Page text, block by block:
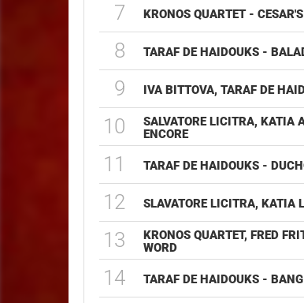
7 KRONOS QUARTET -
8 TARAF DE HAIDOUKS -
9 IVA BITTOVA, TARAF DE
10
SALVATORE LICITRA, KATIA
ENCORE
11 TARAF DE HAIDOUKS -
12 SLAVATORE LICITRA, KATIA
13
KRONOS QUARTET, FRED
WORD
14 TARAF DE HAIDOUKS -